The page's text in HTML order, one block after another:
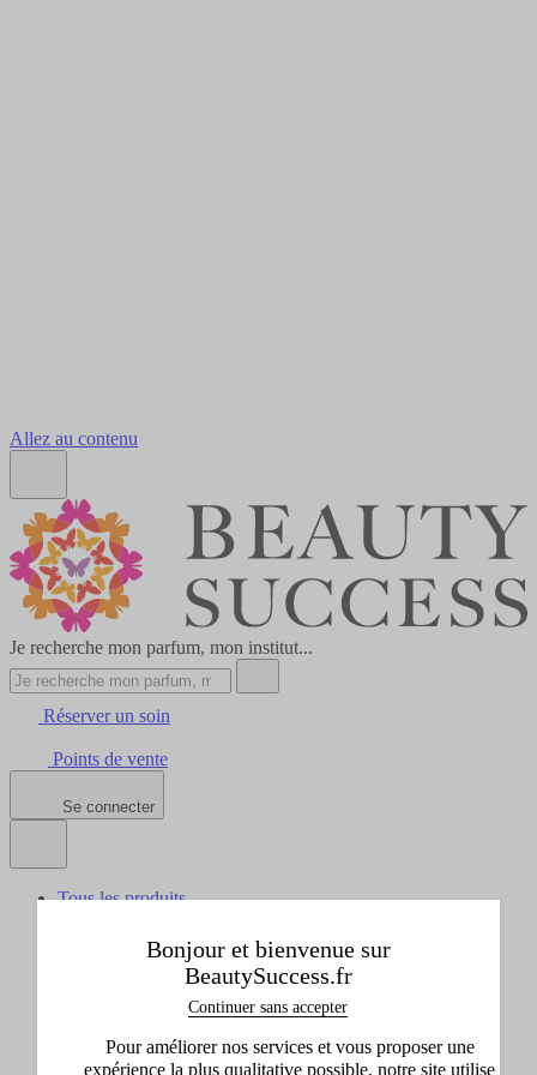
Allez au contenu
Je recherche mon parfum, mon institut...
Réserver un soin
Points de vente
Se connecter
Tous les produits
Idées cadeaux
Afficher le sous-menu de Idées cadeaux
Afficher le sous-menu de Marques
Promos
Afficher le sous-menu de Promos
Bonjour et bienvenue sur
BeautySuccess.fr
Continuer sans accepter
Pour améliorer nos services et vous proposer une
expérience la plus qualitative possible, notre site utilise